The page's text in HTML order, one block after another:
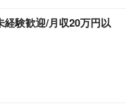
経験歓迎/月収20万円以